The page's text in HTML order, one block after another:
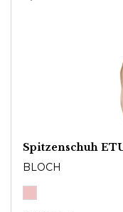
Spitzenschuh
BLOCH